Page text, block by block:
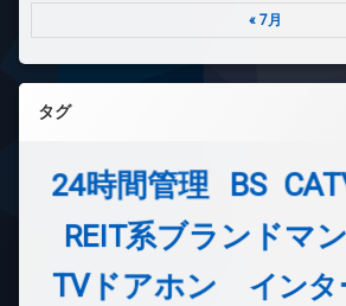
« 7月
タグ
24時間管理 BS
REIT系ブランドマ
TVドアホン インタ